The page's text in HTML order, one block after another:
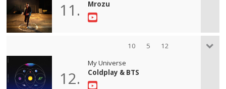
11.
Mrozu
10 5 12
12.
My Universe
Coldplay & BTS